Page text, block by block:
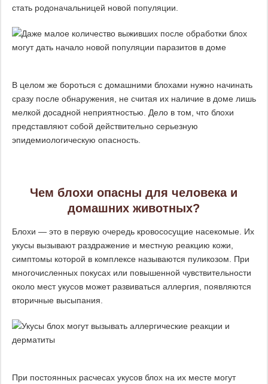
стать родоначальницей новой популяции.
В целом же бороться с домашними блохами нужно начинать
сразу после обнаружения, не считая их наличие в доме лишь
мелкой досадной неприятностью. Дело в том, что блохи
представляют собой действительно серьезную
эпидемиологическую опасность.
Чем блохи опасны для человека и
домашних животных?
Блохи — это в первую очередь кровососущие насекомые. Их
укусы вызывают раздражение и местную реакцию кожи,
симптомы которой в комплексе называются пуликозом. При
многочисленных покусах или повышенной чувствительности
около мест укусов может развиваться аллергия, появляются
вторичные высыпания.
При постоянных расчесах укусов блох на их месте могут